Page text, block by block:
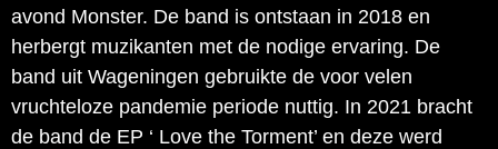
avond Monster. De band is ontstaan in 2018 en
herbergt muzikanten met de nodige ervaring. De
band uit Wageningen gebruikte de voor velen
vruchteloze pandemie periode nuttig. In 2021 bracht
de band de EP ‘ Love the Torment’ en deze werd